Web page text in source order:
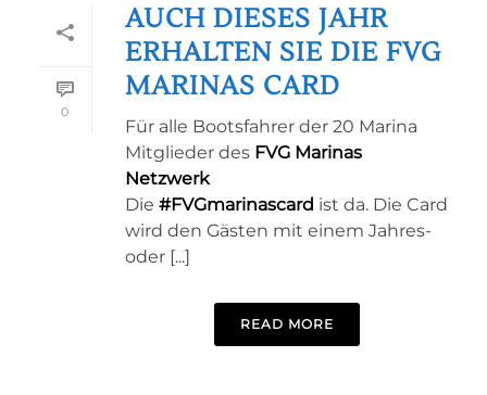
0
AUCH DIESES JAHR
ERHALTEN SIE DIE FVG
MARINAS CARD
Für alle Bootsfahrer der 20 Marina
Mitglieder des FVG Marinas
Netzwerk
Die #FVGmarinascard ist da. Die Card
wird den Gästen mit einem Jahres-
oder [...]
READ MORE